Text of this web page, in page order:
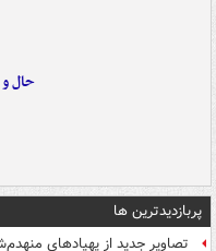
حال و
پربازدیدترین ها
تصاویر جدید از پهپادهای